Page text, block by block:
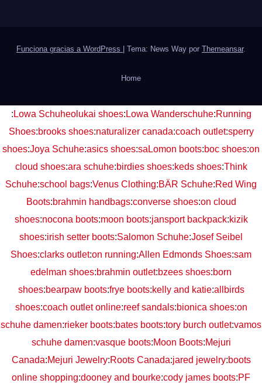
Funciona gracias a WordPress | Tema: News Way por Themeansar.
Home
: Lowa Schuheolukai shoes: Lowa Wanderschuhe:Running
Shoes:brooks shoes:naturalizer canada:coach outlet:sperry
shoes:Joya Schuhe:asics shoes:saLomon boots:boc shoes:on
cloud shoes:ara schuhe:birdies shoes:keds shoes:Think
Schuhe:school bags:Venus Clothing:BÄR Schuhe:Red Wing
Boots:brahmin handbags:converse shoes:on cloud
shoes:nocona boots:moon boots:jansport backpack:kizik
shoes:irish setter boots:Salomon Schuhe:Josef Seibel
Shoes:clarks outlet:on running:Allen Edmonds Shoes:sam
edelman shoes:brahmin outlet:bzees shoes:born
shoes:bearpaw boots:frye boots:kelly and katie:allbirds
shoes:coach outlet online:reef sandals:bionica shoes:on
schuhe damen:rieker boots:bates boots:tory burch outlet:vamos
schuhe damen:vasque boots:Moon Boots:Mejuri
Canada:Mejuri Jewelry:Roots Canada:jared jewelry:boots
online shopping:dooney and bourke:cody james boots:PF